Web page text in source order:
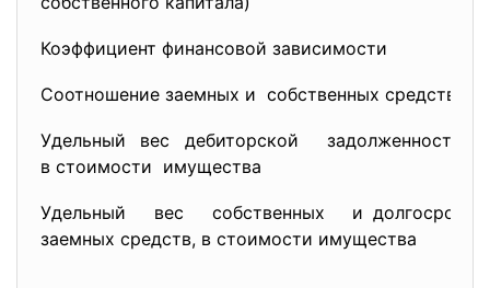
Коэффициент финансовой зависимости
Соотношение заемных и собственных средств
Удельный вес дебиторской
в стоимости имущества
Удельный вес собственных и
заемных средств, в стоимости имущества